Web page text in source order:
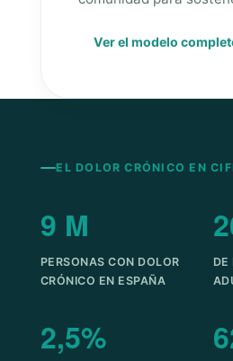
Ver el modelo
EL DOLOR CRÓNICO EN
9 M
PERSONAS CON DOLOR
CRÓNICO EN ESPAÑA
DE
2,5%